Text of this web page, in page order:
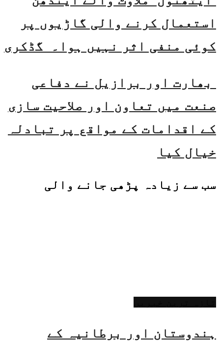
استعمال کرنے والی گاڑیوں پر
کوئی منفی اثر نہیں ہوا۔ گڈکری
بھارت اور برازیل نے دفاعی
صنعت میں تعاون اور صلاحیت سازی
کے اقدامات کے مواقع پر تبادلہ
خیال کیا
سب سے زیادہ پڑھی جانے والی
ہندوستان اور برطانیہ کے